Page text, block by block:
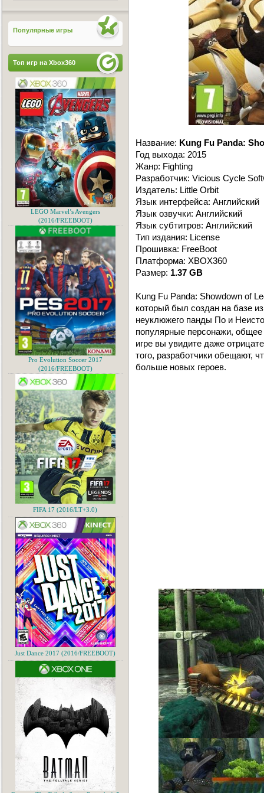
Название: Kung Fu Panda:
Год выхода: 2015
Жанр: Fighting
Разработчик: Vicious Cycle
Издатель: Little Orbit
Язык интерфейса: Английский
Язык озвучки: Английский
Язык субтитров: Английский
Тип издания: License
Прошивка: FreeBoot
Платформа: XBOX360
Размер: 1.37 GB
Kung Fu Panda: Showdown of
который был создан на базе
неуклюжего панды По и
популярные персонажи,
игре вы увидите даже
того, разработчики обещают,
больше новых героев.
Популярные игры
Топ игр на Xbox360
LEGO Marvel’s Avengers
(2016/FREEBOOT)
Pro Evolution Soccer 2017
(2016/FREEBOOT)
FIFA 17 (2016/LT+3.0)
Just Dance 2017 (2016/FREEBOOT)